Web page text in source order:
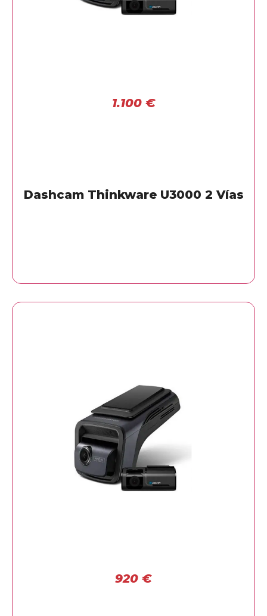
1.100 €
Dashcam Thinkware U3000 2 Vías
920 €